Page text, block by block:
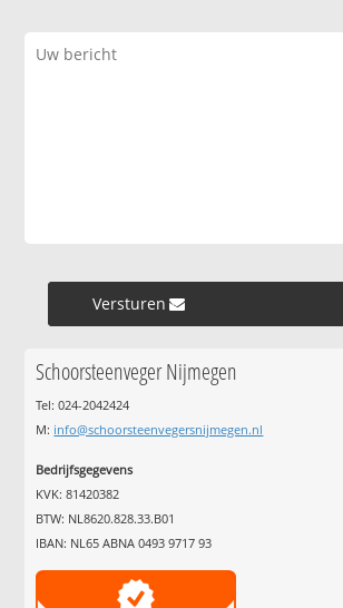
Versturen »
Schoorsteenveger Nijmegen
Tel: 024-2042424
M: info@schoorsteenvegersnijmegen.nl
Bedrijfsgegevens
KVK: 81420382
BTW: NL8620.828.33.B01
IBAN: NL65 ABNA 0493 9717 93